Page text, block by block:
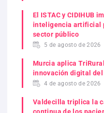
El ISTAC y CIDIHUB
inteligencia artificial
sector público
5 de agosto de 2026
Murcia aplica
innovación digital del
4 de agosto de 2026
Valdecilla triplica la